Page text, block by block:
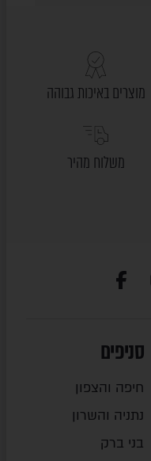
מוצרים באיכות גבוהה
משלוח מהיר
סניפים
חיפה והצפון
נתניה והשרון
בני ברק